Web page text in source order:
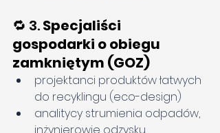
🔁 3. Specjaliści
gospodarki o obiegu
zamkniętym (GOZ)
projektanci produktów łatwych
do recyklingu (eco-design)
analitycy strumienia odpadów,
inżynierowie odzysku